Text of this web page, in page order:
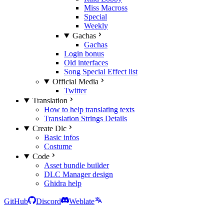
Miss Macross
Special
Weekly
Gachas
Gachas
Login bonus
Old interfaces
Song Special Effect list
Official Media
Twitter
Translation
How to help translating texts
Translation Strings Details
Create Dlc
Basic infos
Costume
Code
Asset bundle builder
DLC Manager design
Ghidra help
GitHub Discord
Weblate